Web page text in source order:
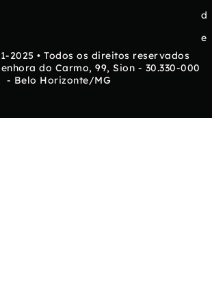
d
e
2025 • Todos os direitos reservados
do Carmo, 99, Sion - 30.330-000
- Belo Horizonte/MG